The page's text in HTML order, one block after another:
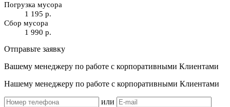
Погрузка мусора
1 195 р.
Сбор мусора
1 990 р.
Отправьте заявку
Вашему менеджеру по работе с корпоративными Клиентами
Нашему менеджеру по работе с корпоративными Клиентами
или